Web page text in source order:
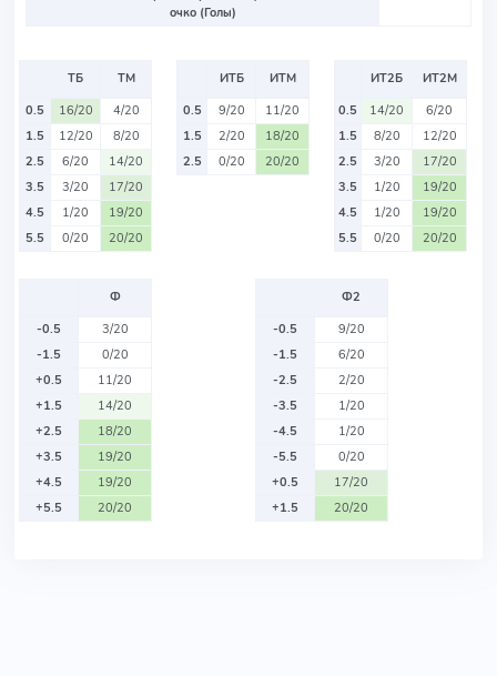
очко (Голы)
ТБ
ТМ
0.5
16/20
4/20
1.5
12/20
8/20
2.5
6/20
14/20
3.5
3/20
17/20
4.5
1/20
19/20
5.5
0/20 20/20
ИТБ
ИТМ
0.5
9/20
11/20
1.5
2/20
18/20
2.5
0/20 20/20
ИТ2Б
ИТ2М
0.5
14/20
6/20
1.5
8/20
12/20
2.5
3/20
17/20
3.5
1/20
19/20
4.5
1/20
19/20
5.5
0/20 20/20
Ф
-0.5
3/20
-1.5
0/20
+0.5
11/20
+1.5
14/20
+2.5
18/20
+3.5
19/20
+4.5
19/20
+5.5
20/20
Ф2
-0.5
9/20
-1.5
6/20
-2.5
2/20
-3.5
1/20
-4.5
1/20
-5.5
0/20
+0.5
17/20
+1.5
20/20